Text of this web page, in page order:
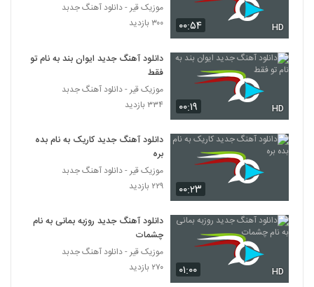
5266
دانلود آهنگ نفرین به تنهایی از محمدحسین
سلطانی به همراه متن ترانه
۲۸۴ بازدید
5267
موزیک زیبای اغیش یاغیر از سعید دسترنج
۲۱۲ بازدید
Del Borideh)
5269
۲۸۰ بازدید
5270
آهنگ شهراد بنام بغض سنگی
۲۴۵ بازدید
۰۰:۵۴ HD
موزیک قیر - دانلود آهنگ جدبد
۳۰۰ بازدید
۰۰:۱۹ HD
دانلود آهنگ جدید ایوان بند به نام تو
فقط
موزیک قیر - دانلود آهنگ جدبد
۳۳۴ بازدید
۰۰:۲۳
دانلود آهنگ جدید کاریک به نام بده
بره
موزیک قیر - دانلود آهنگ جدبد
۲۲۹ بازدید
۰۱:۰۰ HD
دانلود آهنگ جدید روزبه بمانی به نام
چشمات
موزیک قیر - دانلود آهنگ جدبد
۲۷۰ بازدید